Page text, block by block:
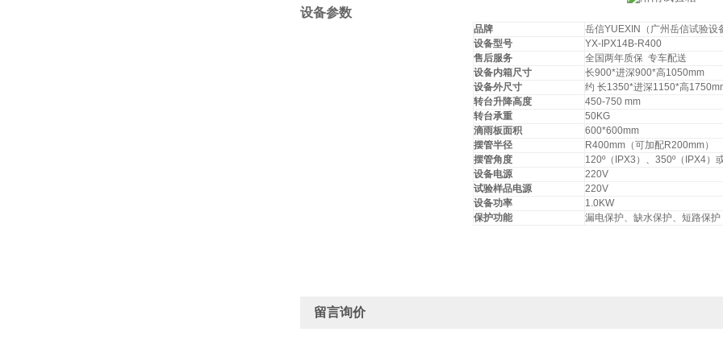
设备参数
品牌
岳信YUEXIN（广州岳信试验设
设备型号
YX-IPX14B-R400
售后服务
全国两年质保 专车配送
设备内箱尺寸
长900*进深900*高1050mm
设备外尺寸
约 长1350*进深1150*高
转台升降高度
450-750 mm
转台承重
50KG
滴雨板面积
600*600mm
摆管半径
R400mm（可加配R200mm）
摆管角度
120º（IPX3）、350º（IPX4）
设备电源
220V
试验样品电源
220V
设备功率
1.0KW
保护功能
漏电保护、缺水保护、短路保护
留言询价